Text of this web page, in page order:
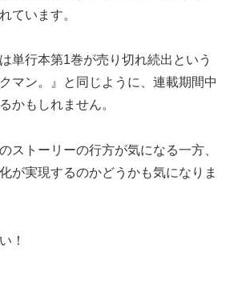
ています。
単行本第1巻が売り切れ続出という
マン。』と同じように、連載期間中
かもしれません。
ストーリーの行方が気になる一方、
が実現するのかどうかも気になりま
！